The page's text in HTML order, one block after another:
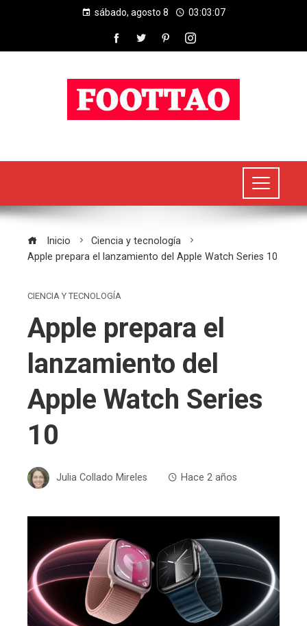
sábado, agosto 8 03:03:08
Inicio
Ciencia y tecnología
Apple prepara el lanzamiento del Apple Watch Series 10
CIENCIA Y TECNOLOGÍA
Apple prepara el
lanzamiento del
Apple Watch Series
10
Julia Collado Mireles Hace 2 años